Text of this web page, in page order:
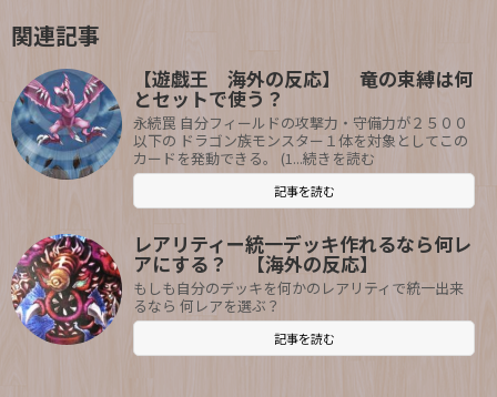
関連記事
【遊戯王 海外の反応】 竜の束縛は何
とセットで使う？
永続罠 自分フィールドの攻撃力・守備力が２５００
以下の ドラゴン族モンスター１体を対象としてこの
カードを発動できる。 (1...続きを読む
記事を読む
レアリティー統一デッキ作れるなら何レ
アにする？ 【海外の反応】
もしも自分のデッキを何かのレアリティで統一出来
るなら 何レアを選ぶ？
記事を読む